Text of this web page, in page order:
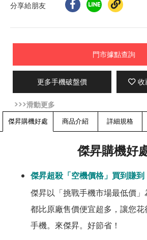
分享給朋友
門市據點查詢
更多手機破盤價 收
傑昇購機好處 商品介紹 詳細規格
傑昇購機好
傑昇超殺「空機價格」買到賺到
傑昇以「挑戰手機市場最低價
都比原廠售價便宜超多，讓您
手機。來傑昇。好節省！